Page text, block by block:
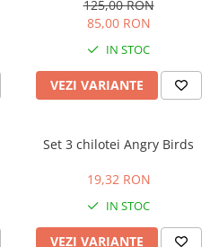
125,00 RON
85,00 RON
IN STOC
VEZI VARIANTE
Set 3 chilotei Angry Birds
19,32 RON
IN STOC
VEZI VARIANTE